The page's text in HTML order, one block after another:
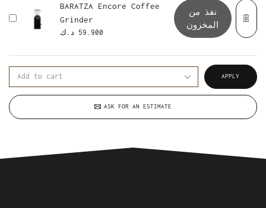
BARATZA Encore Coffee
Grinder
59.900 د.ك
نفذ من
المخزون
APPLY
ASK FOR AN ESTIMATE